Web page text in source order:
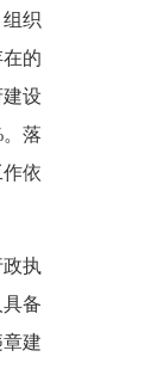
织
的
设
。落
依
执
备
建